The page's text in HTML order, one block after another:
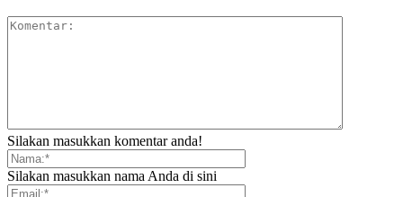
Silakan masukkan komentar anda!
Silakan masukkan nama Anda di sini